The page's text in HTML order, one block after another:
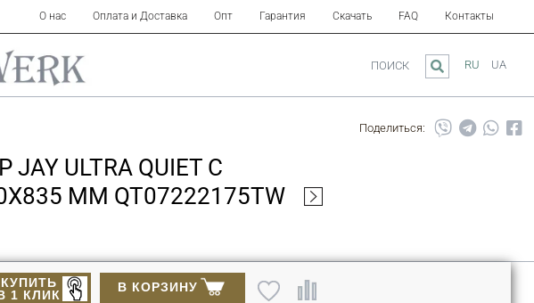
О нас Оплата и Доставка Опт Гарантия Скачать FAQ Контакты
RU UA
ПОИСК
Поделиться:
ULTRA QUIET С
ММ QT07222175TW
В КОРЗИНУ
КУПИТЬ
1 КЛИК